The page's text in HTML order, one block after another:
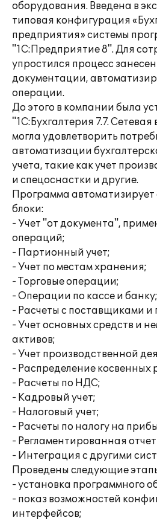
оборудования. Введена в
типовая конфигурация
предприятия» системы
"1С:Предприятие 8". Для
упростился процесс
документации,
операции.
До этого в компании была
"1С:Бухгалтерия 7.7.
могла удовлетворить
автоматизации
учета, такие как учет
и спецоснастки и другие.
Программа
блоки:
- Учет "от документа",
операций;
- Партионный учет;
- Учет по местам хранения;
- Торговые операции;
- Операции по кассе и банку;
- Расчеты с поставщиками и
- Учет основных средств и
активов;
- Учет производственной
- Распределение косвенных
- Расчеты по НДС;
- Кадровый учет;
- Налоговый учет;
- Расчеты по налогу на
- Регламентированная
- Интеграция с другими
Проведены следующие
- установка программного
- показ возможностей
интерфейсов;